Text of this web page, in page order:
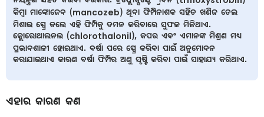
କିମ୍ବା ମାଙ୍କୋଜେବ (mancozeb) ଥିବା ଫିମ୍ପିନାଶକ ସହିତ ଖଣିଜ ତେଲ
ମିଶାଇ ସ୍ପ୍ରେ କଲେ ଏହି ଫିମ୍ପିକୁ ଦମନ କରିବାରେ ସୁଫଳ ମିଳିଥାଏ.
କ୍ଲୋରୋଥାଲନଲ (chlorothalonil), କପର ଏବଂ ଏମାନଙ୍କ ମିଶ୍ରଣ ମଧ୍ୟ
ପ୍ରଭାବଶାଳୀ ହୋଇଥାଏ. ବର୍ଷା ପରେ ସ୍ପ୍ରେ କରିବା ପାଇଁ ଅନୁମୋଦନ
କରାଯାଇଥାଏ କାରଣ ବର୍ଷା ଫିମ୍ପିର ଅଣୁ ସୃଷ୍ଟି କରିବା ପାଇଁ ସାହାଯ୍ୟ କରିଥାଏ.
ଏହାର କାରଣ କଣ